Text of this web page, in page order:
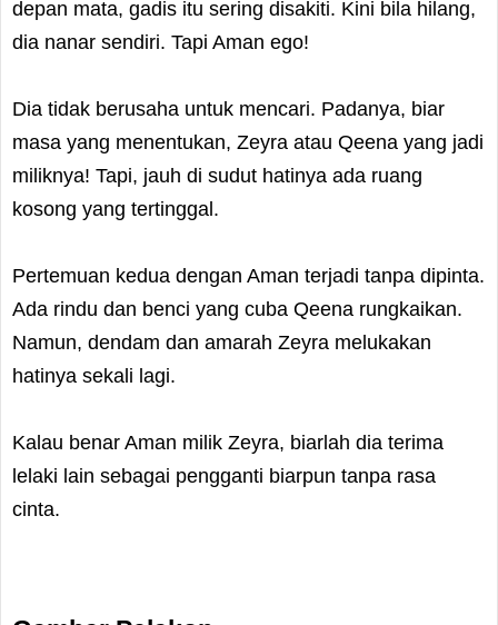
depan mata, gadis itu sering disakiti. Kini bila hilang,
dia nanar sendiri. Tapi Aman ego!
Dia tidak berusaha untuk mencari. Padanya, biar
masa yang menentukan, Zeyra atau Qeena yang jadi
miliknya! Tapi, jauh di sudut hatinya ada ruang
kosong yang tertinggal.
Pertemuan kedua dengan Aman terjadi tanpa dipinta.
Ada rindu dan benci yang cuba Qeena rungkaikan.
Namun, dendam dan amarah Zeyra melukakan
hatinya sekali lagi.
Kalau benar Aman milik Zeyra, biarlah dia terima
lelaki lain sebagai pengganti biarpun tanpa rasa
cinta.